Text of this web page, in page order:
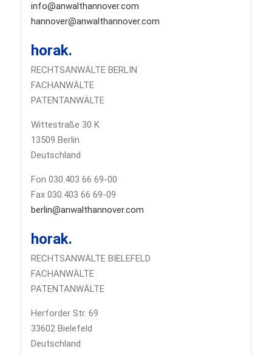
info@anwalthannover.com
hannover@anwalthannover.com
horak.
RECHTSANWÄLTE BERLIN
FACHANWÄLTE
PATENTANWÄLTE
Wittestraße 30 K
13509 Berlin
Deutschland
Fon 030.403 66 69-00
Fax 030.403 66 69-09
berlin@anwalthannover.com
horak.
RECHTSANWÄLTE BIELEFELD
FACHANWÄLTE
PATENTANWÄLTE
Herforder Str. 69
33602 Bielefeld
Deutschland